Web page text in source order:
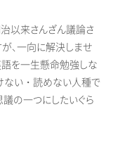
以来さんざん議論さ
、一向に解決しませ
を一生懸命勉強しな
ない・読めない人種で
の一つにしたいぐら